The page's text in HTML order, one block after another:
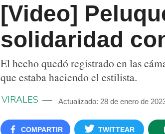
[Video]
solidaridad
El hecho quedó registrado en las
que estaba haciendo el estilista.
VIRALES Actualizado: 28 de enero de
COMPARTIR TWITTEAR